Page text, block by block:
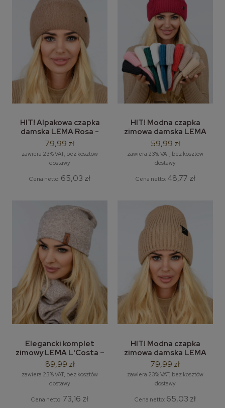
HIT! Alpakowa czapka
damska LEMA Rosa -
zimowa czapka damska
bez pompona
79,99 zł
zawiera 23% VAT, bez kosztów
dostawy
Cena netto: 65,03 zł
HIT! Modna czapka
zimowa damska LEMA
Tanya - damska czapka
beanie
59,99 zł
zawiera 23% VAT, bez kosztów
dostawy
Cena netto: 48,77 zł
Elegancki komplet
zimowy LEMA L'Costa –
damska czapka bez
pompona i komin / tuba
89,99 zł
zawiera 23% VAT, bez kosztów
dostawy
Cena netto: 73,16 zł
HIT! Modna czapka
zimowa damska LEMA
Kristin - zimowa czapka
bez pompona
79,99 zł
zawiera 23% VAT, bez kosztów
dostawy
Cena netto: 65,03 zł